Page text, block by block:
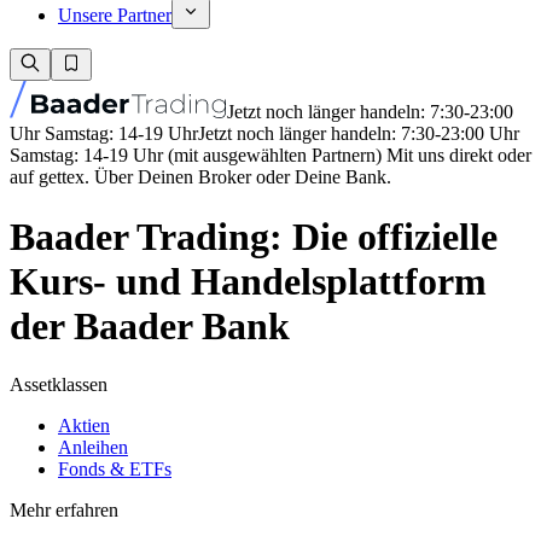
Unsere Partner
Jetzt noch länger handeln: 7:30-23:00
Uhr Samstag: 14-19 UhrJetzt noch länger handeln: 7:30-23:00 Uhr
Samstag: 14-19 Uhr (mit ausgewählten Partnern) Mit uns direkt oder
auf gettex. Über Deinen Broker oder Deine Bank.
Baader Trading: Die offizielle
Kurs- und Handelsplattform
der Baader Bank
Assetklassen
Aktien
Anleihen
Fonds & ETFs
Mehr erfahren